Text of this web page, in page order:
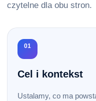
czytelne dla obu stron.
01
Cel i kontekst
Ustalamy, co ma